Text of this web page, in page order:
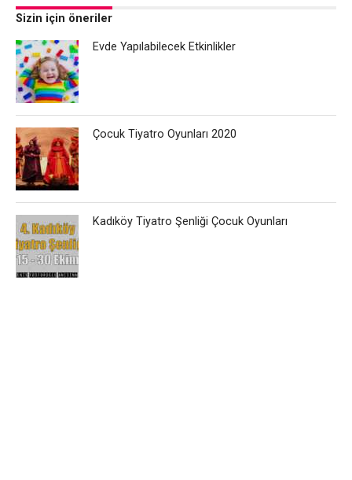
Sizin için öneriler
Evde Yapılabilecek Etkinlikler
Çocuk Tiyatro Oyunları 2020
Kadıköy Tiyatro Şenliği Çocuk Oyunları